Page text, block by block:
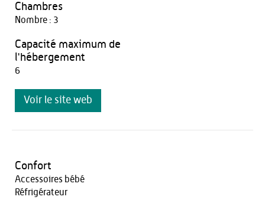
Chambres
Nombre : 3
Capacité maximum de
l'hébergement
6
Voir le site web
Confort
Accessoires bébé
Réfrigérateur